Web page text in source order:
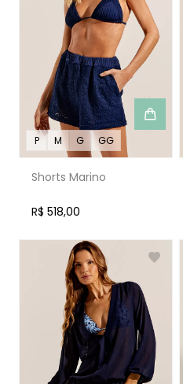
P M G GG
Shorts Marino
R$ 518,00